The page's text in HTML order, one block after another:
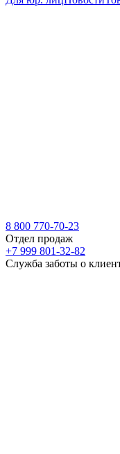
8 800 770-70-23
Отдел продаж
+7 999 801-32-82
Служба заботы о